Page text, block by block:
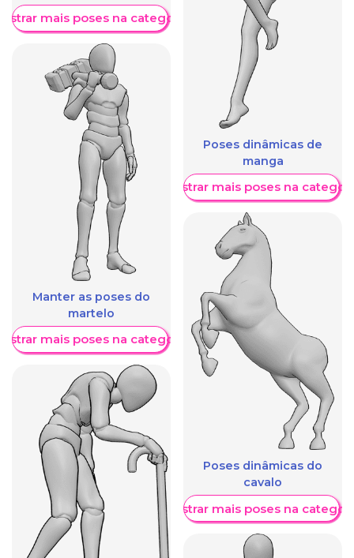
mais poses na categoria
Manter as poses do
martelo
mais poses na categoria
Poses dinâmicas de
manga
Mostrar mais poses na
Poses dinâmicas do
cavalo
Mostrar mais poses na